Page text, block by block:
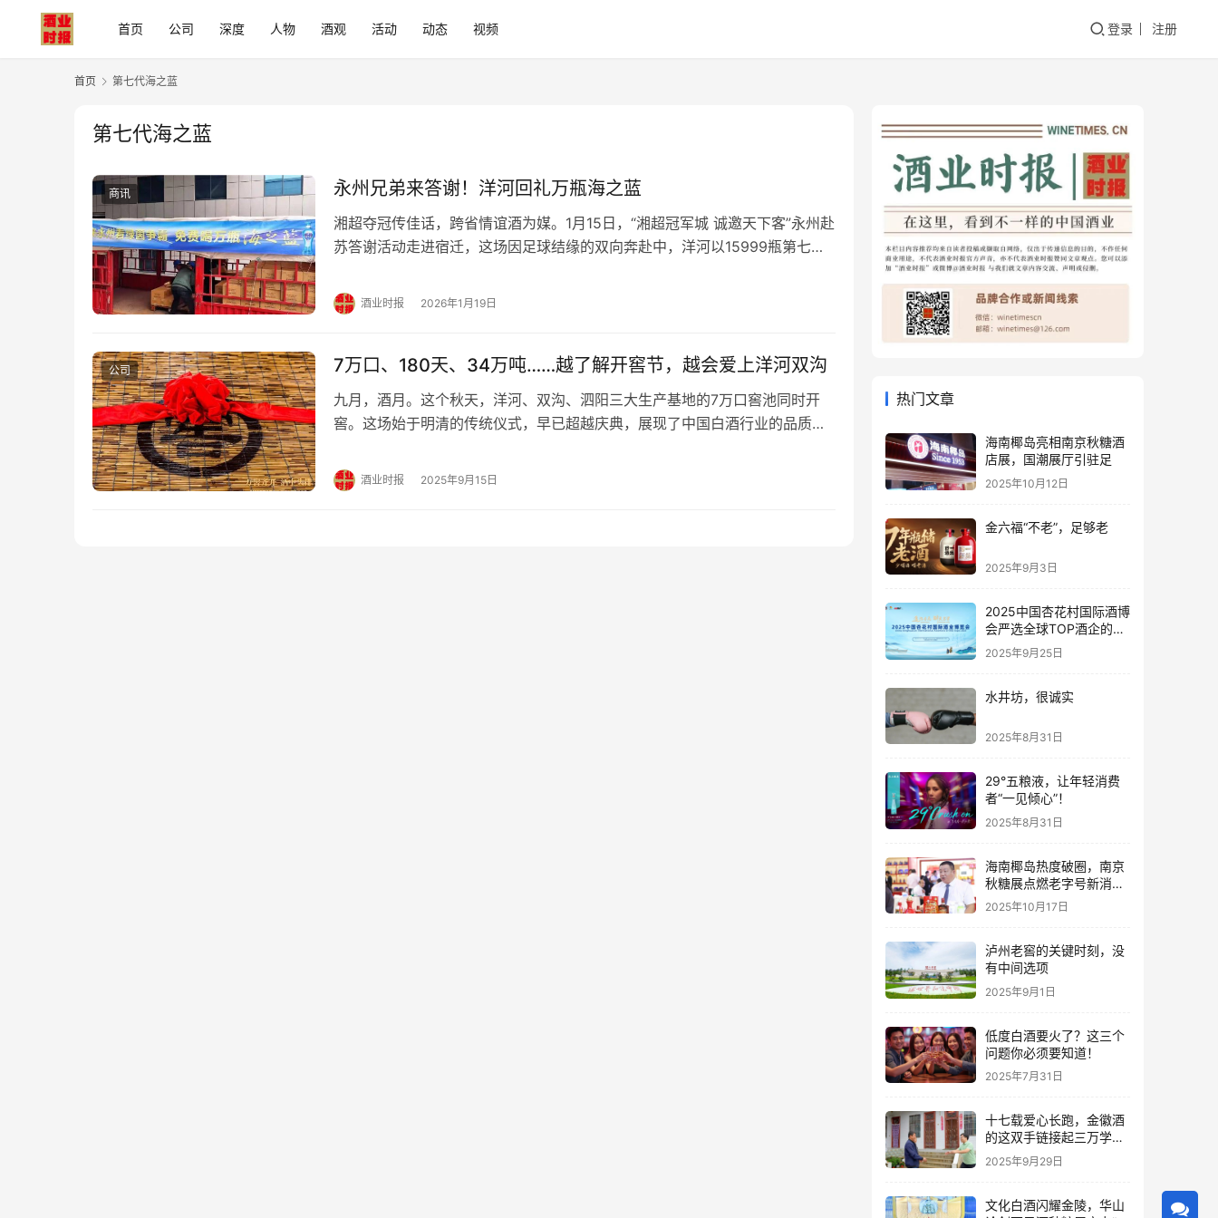
首页 公司 深度 人物 酒观 活动 动态 视频 登录 注册
首页 第七代海之蓝
第七代海之蓝
商讯 永州兄弟来答谢！洋河回礼万瓶海之蓝
湘超夺冠传佳话，跨省情谊酒为媒。1月15日，“湘超冠军城 诚邀天下客”永州赴
苏答谢活动走进宿迁，这场因足球结缘的双向奔赴中，洋河以15999瓶第七代
战略合作伙伴，海之蓝更以双重身份见证这场跨省盛会。 这份回礼藏着满满巧
思，“15999”的数量寓意“两地情谊长长久久”，每一瓶100mL的海…
酒业时报 2026年1月19日
公司 7万口、180天、34万吨……越了解开窖节，越会爱上洋河双沟
九月，酒月。这个秋天，洋河、双沟、泗阳三大生产基地的7万口窖池同时开
窖。这场始于明清的传统仪式，早已超越庆典，展现了中国白酒行业的品质标
池老”。在白酒行业，窖池数量就是核心竞争力。从开窖节上可以看到，洋河以
7万余口窖池的庞大规模，窖池数量稳居行业头部。 目前，洋河拥有名优酒窖
酒业时报 2025年9月15日
热门文章
海南椰岛亮相南京秋糖酒
店展，国潮展厅引驻足
2025年10月12日
金六福“不老”，足够老
2025年9月3日
2025中国杏花村国际酒博
会严选全球TOP酒企的底
气何在？
2025年9月25日
水井坊，很诚实
2025年8月31日
29°五粮液，让年轻消费
者“一见倾心”！
2025年8月31日
海南椰岛热度破圈，南京
秋糖展点燃老字号新消费
热潮
2025年10月17日
泸州老窖的关键时刻，没
有中间选项
2025年9月1日
低度白酒要火了？这三个
问题你必须要知道！
2025年7月31日
十七载爱心长跑，金徽酒
的这双手链接起三万学子
的人生路
2025年9月29日
文化白酒闪耀金陵，华山